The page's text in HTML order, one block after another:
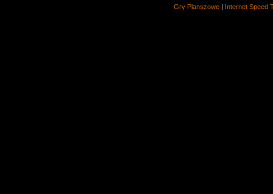
Gry Planszowe | Internet Speed